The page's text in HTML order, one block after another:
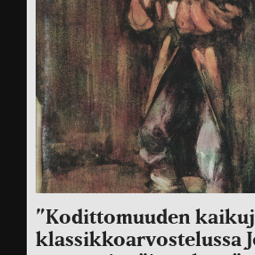
”Kodittomuuden
klassikkoarvostelussa